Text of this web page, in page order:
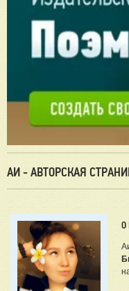
АИ - АВТОРСКАЯ
О